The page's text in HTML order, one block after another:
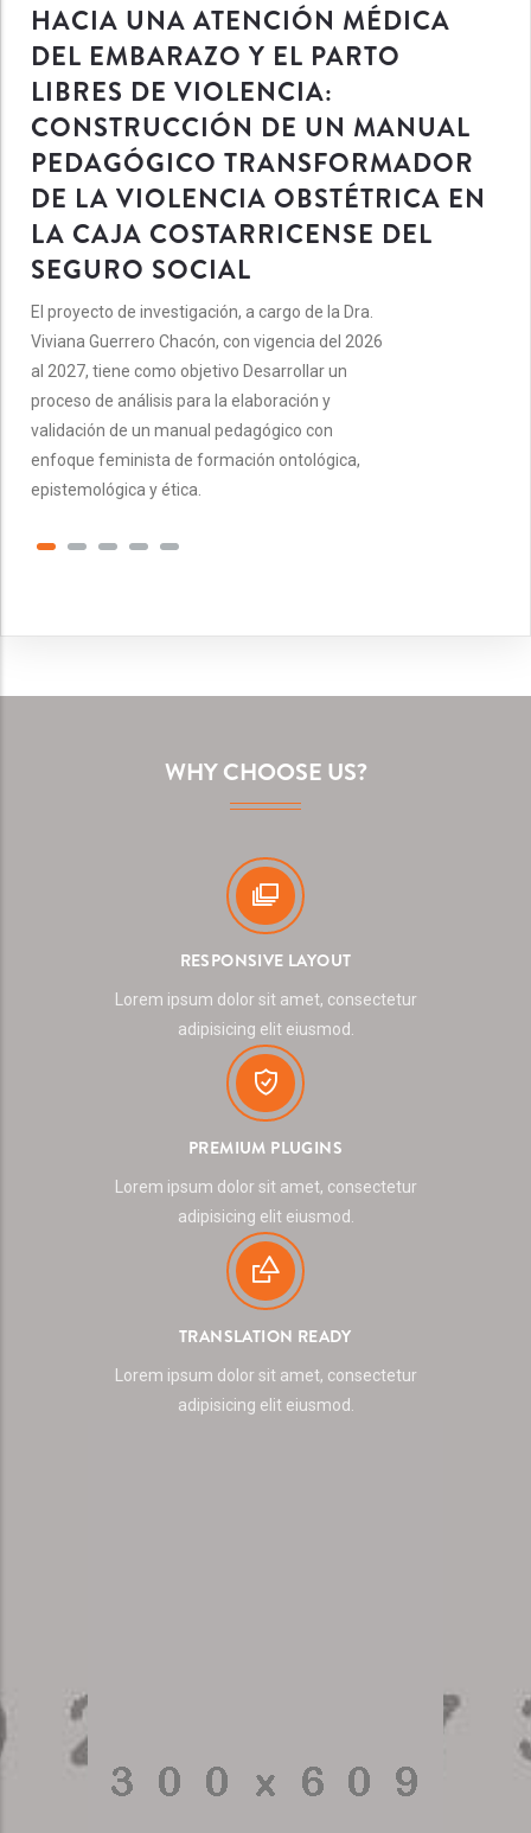
HACIA UNA ATENCIÓN MÉDICA
DEL EMBARAZO Y EL PARTO
LIBRES DE VIOLENCIA:
CONSTRUCCIÓN DE UN MANUAL
PEDAGÓGICO TRANSFORMADOR
DE LA VIOLENCIA OBSTÉTRICA EN
LA CAJA COSTARRICENSE DEL
SEGURO SOCIAL
El proyecto de investigación, a cargo de la Dra.
Viviana Guerrero Chacón, con vigencia del 2026
al 2027, tiene como objetivo Desarrollar un
proceso de análisis para la elaboración y
validación de un manual pedagógico con
enfoque feminista de formación ontológica,
epistemológica y ética.
WHY CHOOSE US?
RESPONSIVE LAYOUT
Lorem ipsum dolor sit amet, consectetur
adipisicing elit eiusmod.
PREMIUM PLUGINS
Lorem ipsum dolor sit amet, consectetur
adipisicing elit eiusmod.
TRANSLATION READY
Lorem ipsum dolor sit amet, consectetur
adipisicing elit eiusmod.